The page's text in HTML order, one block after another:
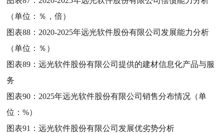
（单位：％，倍）
图表88： 2020-2025年远光软件股份有限公司发展能力分析
（单位：％）
图表89：远光软件股份有限公司提供的建材信息化产品与服
务
图表90： 2025年远光软件股份有限公司销售分布情况（单
位：%）
图表91：远光软件股份有限公司发展优劣势分析